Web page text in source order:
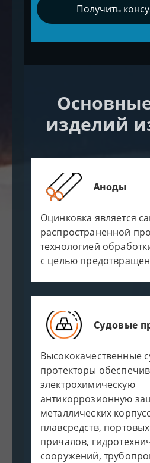
Получить
изделий
Аноды
Оцинковка является
распространенной
технологией
с целью
Судовые
Высококачественные
протекторы
электрохимическую
антикоррозионную
металлических
плавсредств,
причалов,
сооружений,